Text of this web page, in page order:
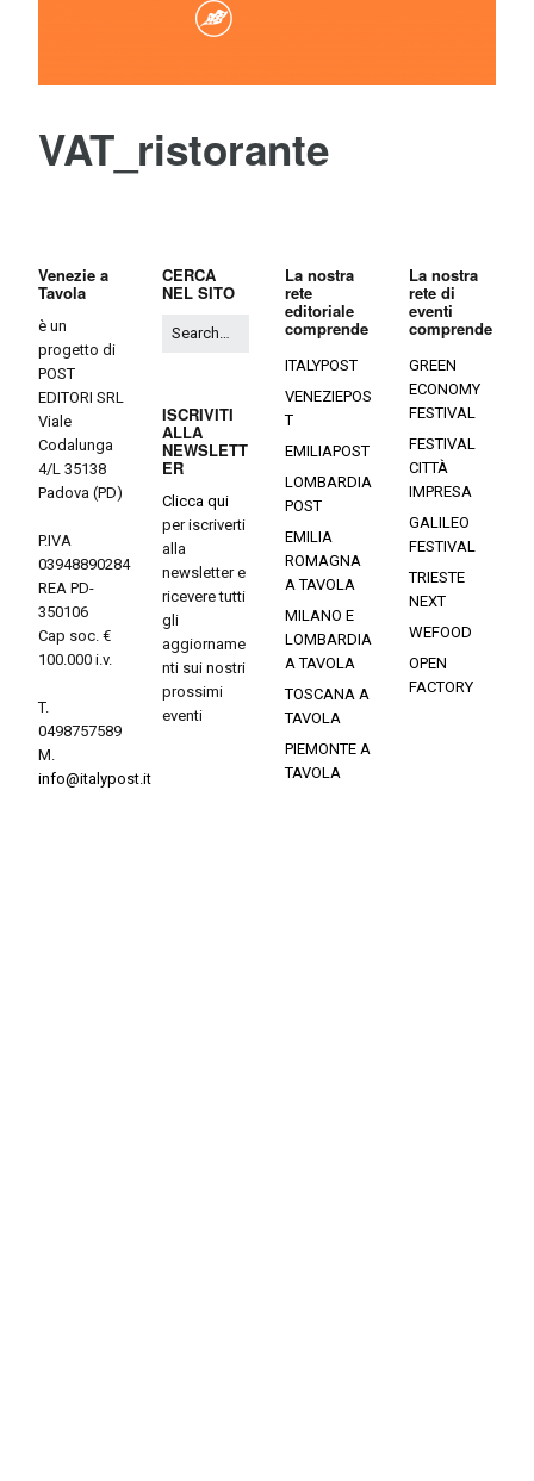
VAT_ristorante
Venezie a
Tavola
è un
progetto di
POST
EDITORI SRL
Viale
Codalunga
4/L 35138
Padova (PD)
P.IVA
03948890284
REA PD-
350106
Cap soc. €
100.000 i.v.
T.
0498757589
M.
info@italypost.it
CERCA
NEL SITO
ISCRIVITI
ALLA
NEWSLETT
ER
Clicca qui
per iscriverti
alla
newsletter e
ricevere tutti
gli
aggiorname
nti sui nostri
prossimi
eventi
La nostra
rete
editoriale
comprende
ITALYPOST
VENEZIEPOS
T
EMILIAPOST
LOMBARDIA
POST
EMILIA
ROMAGNA
A TAVOLA
MILANO E
LOMBARDIA
A TAVOLA
TOSCANA A
TAVOLA
PIEMONTE A
TAVOLA
La nostra
rete di
eventi
comprende
GREEN
ECONOMY
FESTIVAL
FESTIVAL
CITTÀ
IMPRESA
GALILEO
FESTIVAL
TRIESTE
NEXT
WEFOOD
OPEN
FACTORY